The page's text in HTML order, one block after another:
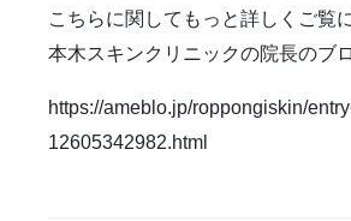
こちらに関してもっと詳しくご覧
本木スキンクリニックの院長のブ
https://ameblo.jp/roppongiskin/
12605342982.html